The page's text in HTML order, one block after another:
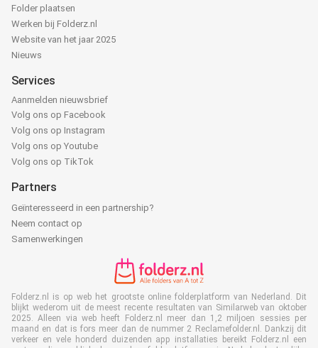
Folder plaatsen
Werken bij Folderz.nl
Website van het jaar 2025
Nieuws
Services
Aanmelden nieuwsbrief
Volg ons op Facebook
Volg ons op Instagram
Volg ons op Youtube
Volg ons op TikTok
Partners
Geïnteresseerd in een partnership?
Neem contact op
Samenwerkingen
Folderz.nl is op web het grootste online folderplatform van Nederland. Dit
blijkt wederom uit de meest recente resultaten van Similarweb van oktober
2025. Alleen via web heeft Folderz.nl meer dan 1,2 miljoen sessies per
maand en dat is fors meer dan de nummer 2 Reclamefolder.nl. Dankzij dit
verkeer en vele honderd duizenden app installaties bereikt Folderz.nl een